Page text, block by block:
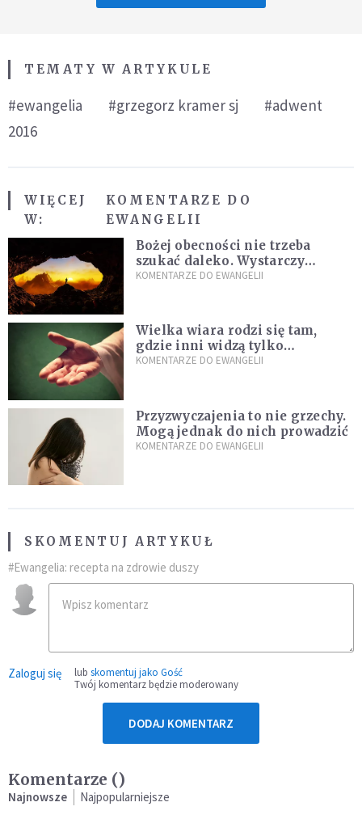
TEMATY W ARTYKULE
#ewangelia #grzegorz kramer sj
#adwent
2016
WIĘCEJ
W:
KOMENTARZE DO
EWANGELII
Bożej obecności nie trzeba
szukać daleko. Wystarczy
nauczyć się słuchać
KOMENTARZE DO EWANGELII
Wielka wiara rodzi się tam,
gdzie inni widzą tylko
przeszkody
KOMENTARZE DO EWANGELII
Przyzwyczajenia to nie grzechy.
Mogą jednak do nich prowadzić
KOMENTARZE DO EWANGELII
SKOMENTUJ ARTYKUŁ
#Ewangelia: recepta na zdrowie duszy
Zaloguj się lub skomentuj jako Gość
Twój komentarz będzie moderowany
DODAJ KOMENTARZ
Komentarze ()
Najnowsze Najpopularniejsze